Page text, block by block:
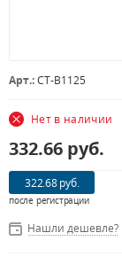
Арт.:CT-B1125
Нет в наличии
332.66 руб.
322.68 руб.
после регистрации
Нашли дешевле?